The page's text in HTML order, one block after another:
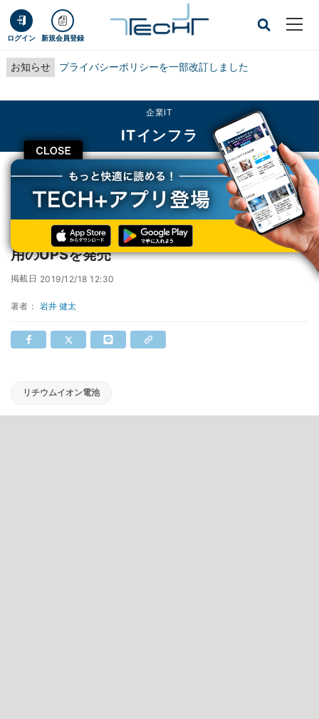
ログイン 新規会員登録
お知らせ プライバシーポリシーを一部改訂しました
CLOSE
企業IT
ITインフラ
TECH+ 企業IT
ITインフラ
シュナイダー、リチウムイオンバッテリー採用のUPSを発売
シュナイダー、リチウムイオンバッテリー採
用のUPSを発売
掲載日 2019/12/18 12:30
著者： 岩井 健太
リチウムイオン電池